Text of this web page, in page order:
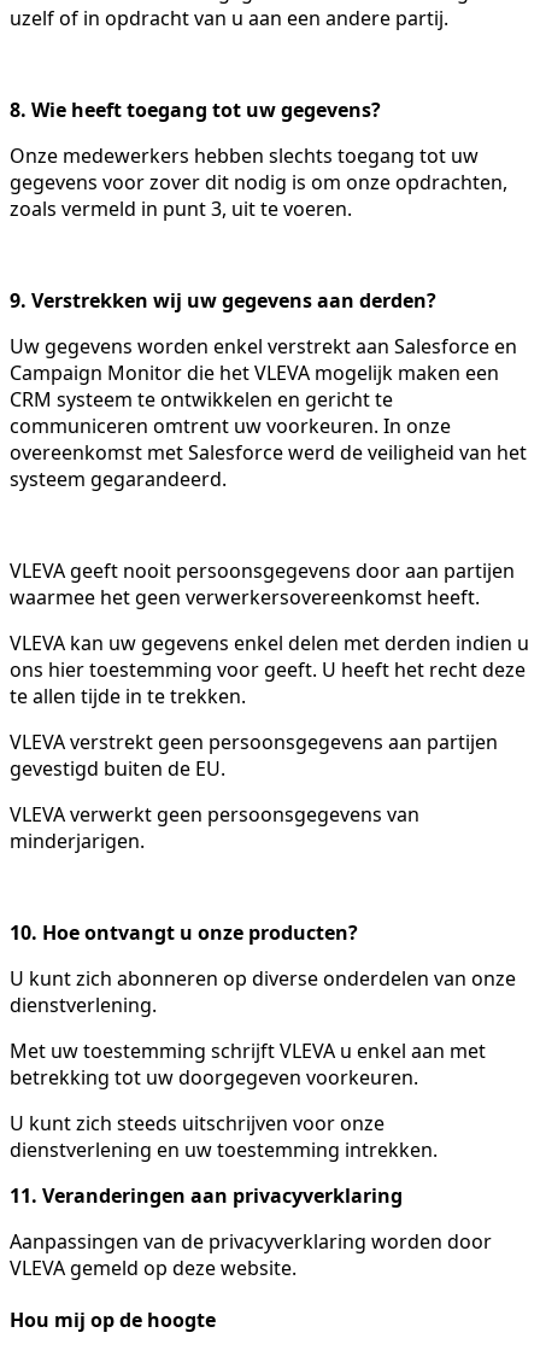
uzelf of in opdracht van u aan een andere partij.
8. Wie heeft toegang tot uw gegevens?
Onze medewerkers hebben slechts toegang tot uw
gegevens voor zover dit nodig is om onze opdrachten,
zoals vermeld in punt 3, uit te voeren.
9. Verstrekken wij uw gegevens aan derden?
Uw gegevens worden enkel verstrekt aan Salesforce en
Campaign Monitor die het VLEVA mogelijk maken een
CRM systeem te ontwikkelen en gericht te
communiceren omtrent uw voorkeuren. In onze
overeenkomst met Salesforce werd de veiligheid van het
systeem gegarandeerd.
VLEVA geeft nooit persoonsgegevens door aan partijen
waarmee het geen verwerkersovereenkomst heeft.
VLEVA kan uw gegevens enkel delen met derden indien u
ons hier toestemming voor geeft. U heeft het recht deze
te allen tijde in te trekken.
VLEVA verstrekt geen persoonsgegevens aan partijen
gevestigd buiten de EU.
VLEVA verwerkt geen persoonsgegevens van
minderjarigen.
10. Hoe ontvangt u onze producten?
U kunt zich abonneren op diverse onderdelen van onze
dienstverlening.
Met uw toestemming schrijft VLEVA u enkel aan met
betrekking tot uw doorgegeven voorkeuren.
U kunt zich steeds uitschrijven voor onze
dienstverlening en uw toestemming intrekken.
11. Veranderingen aan privacyverklaring
Aanpassingen van de privacyverklaring worden door
VLEVA gemeld op deze website.
Hou mij op de hoogte